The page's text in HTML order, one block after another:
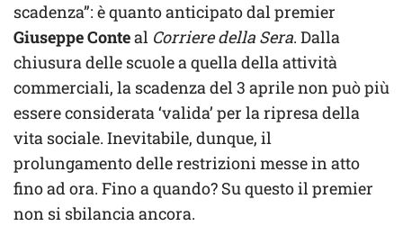
scadenza”: è quanto anticipato dal premier
Giuseppe Conteal Corriere della Sera. Dalla
chiusura delle scuole a quella della attività
commerciali, la scadenza del 3 aprile non può più
essere considerata ‘valida’ per la ripresa della
vita sociale. Inevitabile, dunque, il
prolungamento delle restrizioni messe in atto
fino ad ora. Fino a quando? Su questo il premier
non si sbilancia ancora.